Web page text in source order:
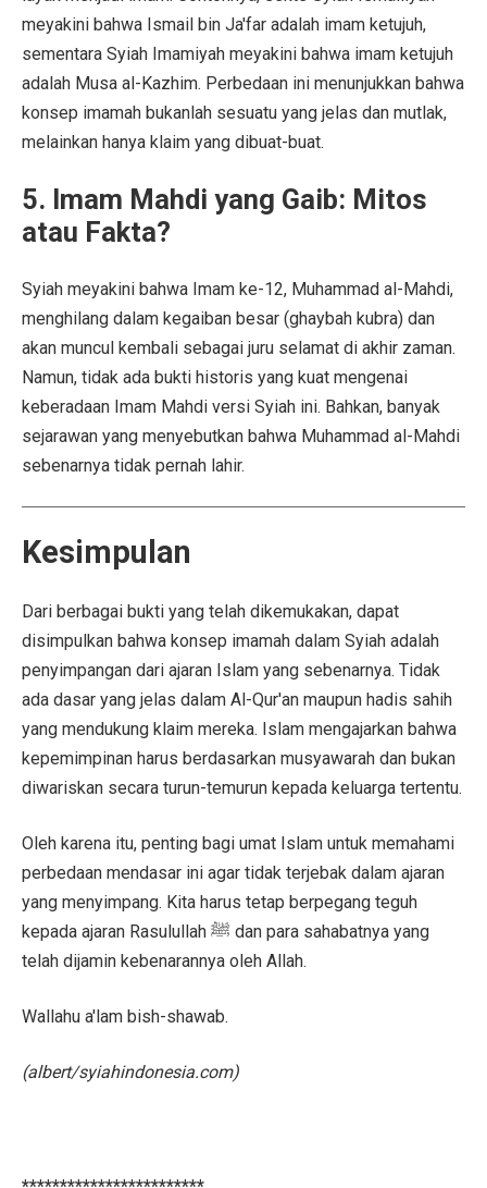
meyakini bahwa Ismail bin Ja'far adalah imam ketujuh,
sementara Syiah Imamiyah meyakini bahwa imam ketujuh
adalah Musa al-Kazhim. Perbedaan ini menunjukkan bahwa
konsep imamah bukanlah sesuatu yang jelas dan mutlak,
melainkan hanya klaim yang dibuat-buat.
5. Imam Mahdi yang Gaib: Mitos
atau Fakta?
Syiah meyakini bahwa Imam ke-12, Muhammad al-Mahdi,
menghilang dalam kegaiban besar (ghaybah kubra) dan
akan muncul kembali sebagai juru selamat di akhir zaman.
Namun, tidak ada bukti historis yang kuat mengenai
keberadaan Imam Mahdi versi Syiah ini. Bahkan, banyak
sejarawan yang menyebutkan bahwa Muhammad al-Mahdi
sebenarnya tidak pernah lahir.
Kesimpulan
Dari berbagai bukti yang telah dikemukakan, dapat
disimpulkan bahwa konsep imamah dalam Syiah adalah
penyimpangan dari ajaran Islam yang sebenarnya. Tidak
ada dasar yang jelas dalam Al-Qur'an maupun hadis sahih
yang mendukung klaim mereka. Islam mengajarkan bahwa
kepemimpinan harus berdasarkan musyawarah dan bukan
diwariskan secara turun-temurun kepada keluarga tertentu.
Oleh karena itu, penting bagi umat Islam untuk memahami
perbedaan mendasar ini agar tidak terjebak dalam ajaran
yang menyimpang. Kita harus tetap berpegang teguh
kepada ajaran Rasulullah ﷺ dan para sahabatnya yang
telah dijamin kebenarannya oleh Allah.
Wallahu a'lam bish-shawab.
(albert/syiahindonesia.com)